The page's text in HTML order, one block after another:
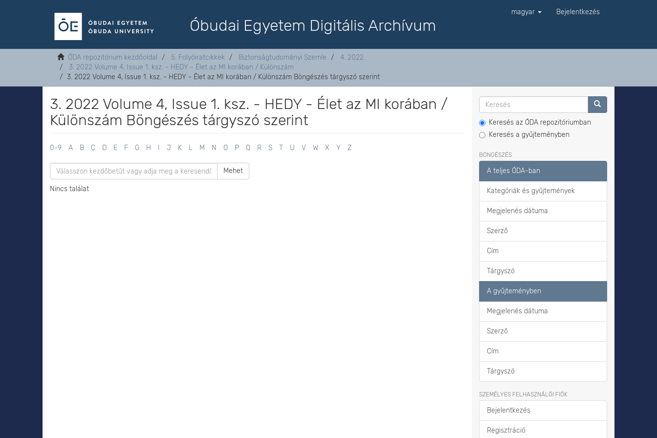
Óbudai Egyetem Digitális Archívum
magyar Bejelentkezés
ÓDA repozitórium kezdőoldal 5. Folyóiratcikkek Biztonságtudományi Szemle
4. 2022.
3. 2022 Volume 4, Issue 1. ksz. - HEDY - Élet az MI korában / Különszám
3. 2022 Volume 4, Issue 1. ksz. - HEDY - Élet az MI korában / Különszám Böngészés tárgyszó szerint
3. 2022 Volume 4, Issue 1. ksz. - HEDY - Élet az MI korában /
Különszám Böngészés tárgyszó szerint
0-9 A B C D E F G H J K L M N O P Q R S T U V W X Y Z
Mehet
Nincs találat
Keresés az ÓDA repozitóriumban
Keresés a gyűjteményben
BÖNGÉSZÉS
A teljes ÓDA-ban
Kategóriák és gyűjtemények
Megjelenés dátuma
Szerző
Cím
Tárgyszó
A gyűjteményben
Megjelenés dátuma
Szerző
Cím
Tárgyszó
SZEMÉLYES FELHASZNÁLÓI FIÓK
Bejelentkezés
Regisztráció